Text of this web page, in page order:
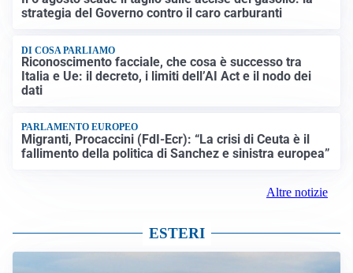
strategia del Governo contro il caro carburanti
DI COSA PARLIAMO
Riconoscimento facciale, che cosa è successo tra
Italia e Ue: il decreto, i limiti dell’AI Act e il nodo dei
dati
PARLAMENTO EUROPEO
Migranti, Procaccini (FdI-Ecr): “La crisi di Ceuta è il
fallimento della politica di Sanchez e sinistra europea”
Altre notizie
ESTERI